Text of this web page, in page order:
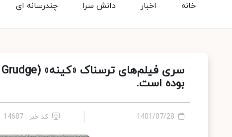
چندرسانه ای دانش سرا اخبار خانه
بوده است.
1401/07/28 کد خبر : 14687